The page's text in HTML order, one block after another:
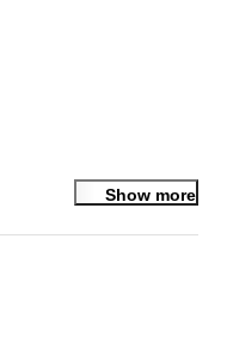
Show more